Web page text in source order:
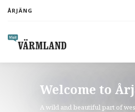
content
ÅRJÄNG
Welcome to
A wild and beautiful part of